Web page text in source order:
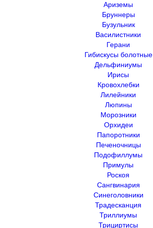
Ариземы
Бруннеры
Бузульник
Василистники
Герани
Гибискусы болотные
Дельфиниумы
Ирисы
Кровохлебки
Лилейники
Люпины
Морозники
Орхидеи
Папоротники
Печеночницы
Подофиллумы
Примулы
Роскоя
Сангвинария
Синеголовники
Традесканция
Триллиумы
Трициртисы